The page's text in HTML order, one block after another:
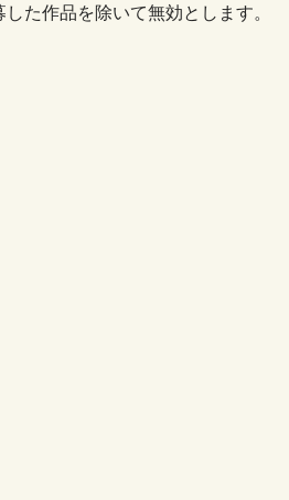
た作品を除いて無効とします。